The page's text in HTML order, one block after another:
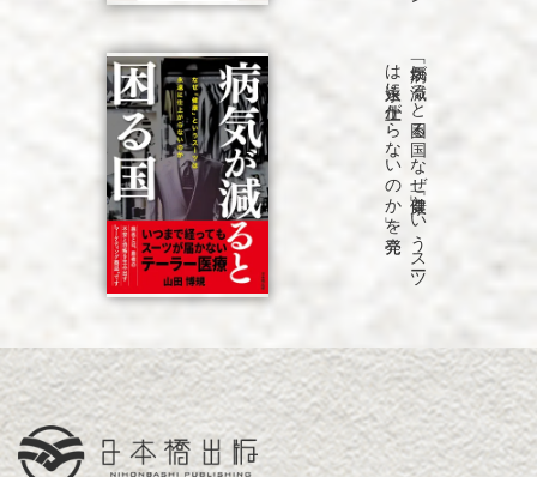
「病気が
減る
と
困る
国
な
ぜ
「健康」と
い
う
ス
ーツ
は
永遠に
仕上が
ら
な
い
の
か
」を
発売